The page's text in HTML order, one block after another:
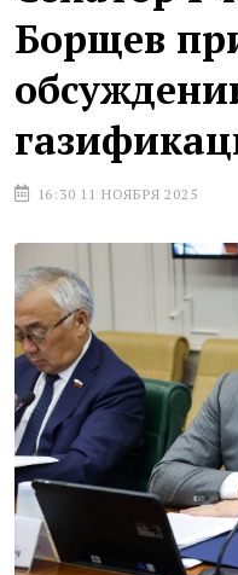
Борщев
16:30 11 НОЯБРЯ 2025